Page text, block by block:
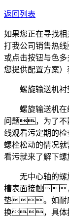
返回列表
如果您正在寻找
打我公司销售热
或点击按钮与色
您提供配置方案）
螺旋输送机衬
螺旋输送机在
问题，为了不
线观看污定期的
螺栓松动的情况
看污就来了解下
无中心轴的螺
槽表面接触
垫。如耐
换，具体